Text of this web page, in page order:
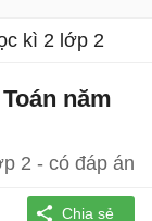
kì 2 lớp 2
năm
2 - có đáp án